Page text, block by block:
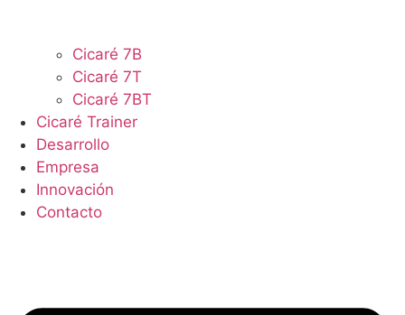
Cicaré 7B
Cicaré 7T
Cicaré 7BT
Cicaré Trainer
Desarrollo
Empresa
Innovación
Contacto